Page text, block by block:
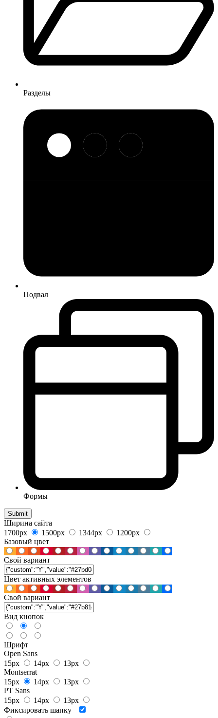
Разделы
Подвал
Формы
Ширина сайта
1700px
1500px 1344px
1200px
Базовый цвет
Свой вариант
Цвет активных элементов
Свой вариант
Вид кнопок
Шрифт
Open Sans
15px
14px
13px
Montserrat
15px
14px
13px
PT Sans
15px
14px
13px
Фиксировать шапку